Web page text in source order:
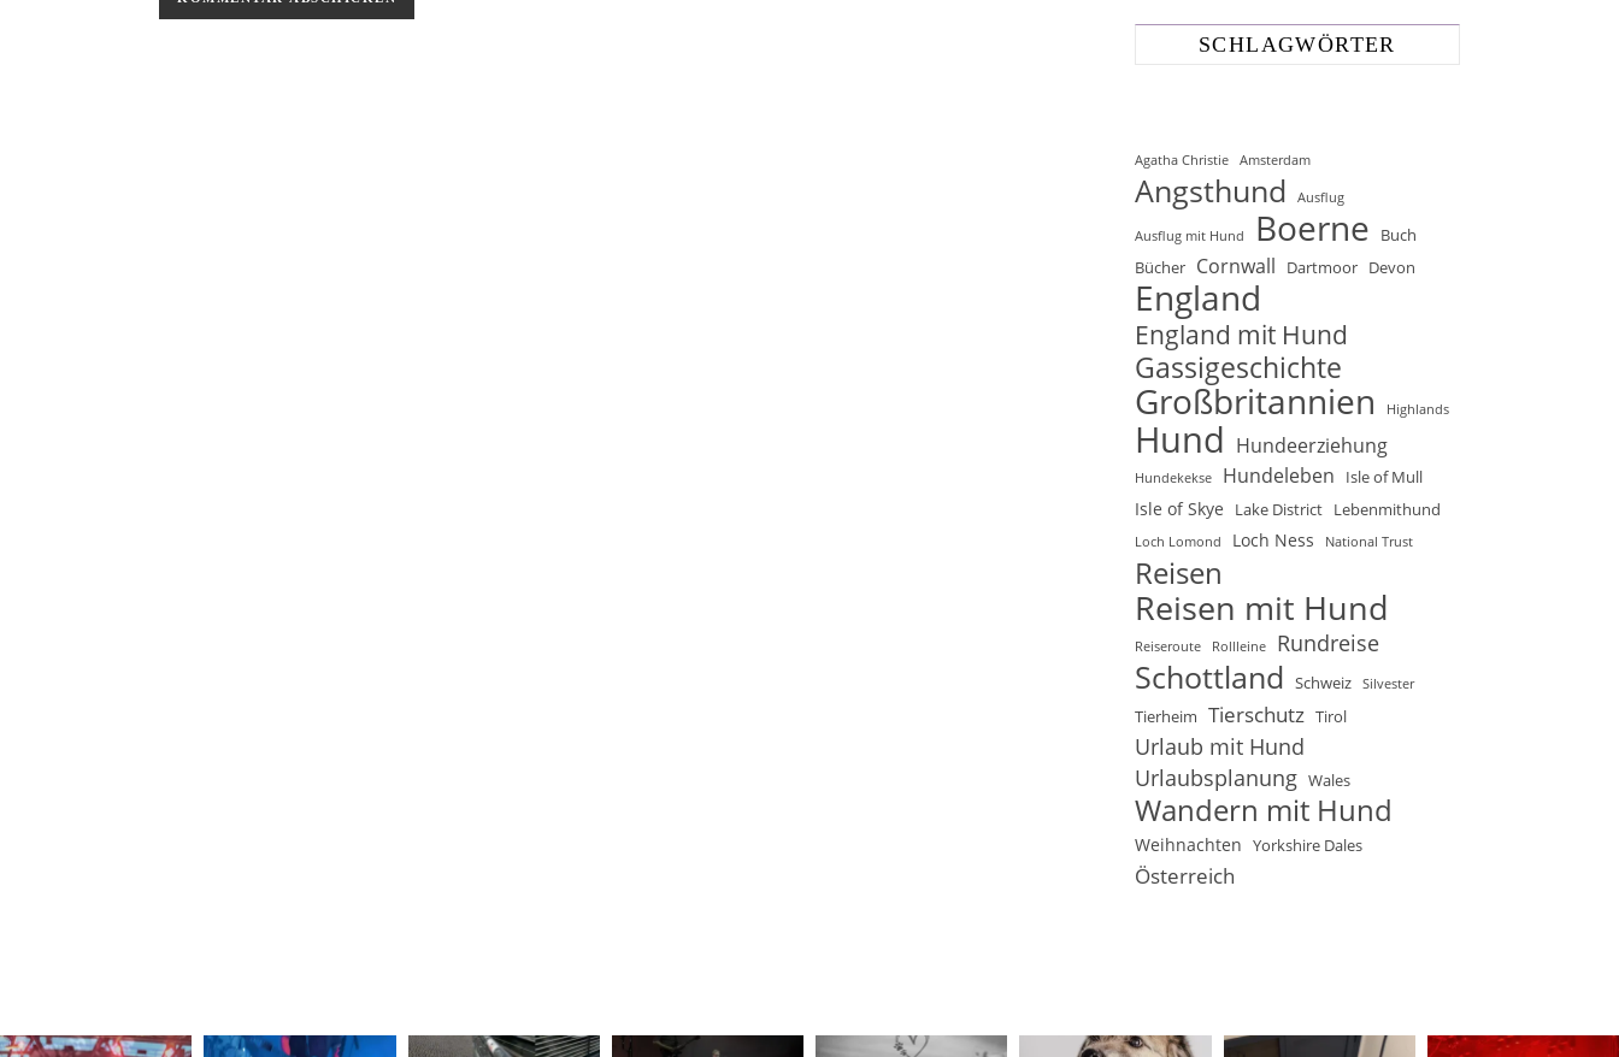
SCHLAGWÖRTER
Agatha Christie Amsterdam
Angsthund Ausflug
Ausflug mit Hund Boerne
Buch
Bücher Cornwall Dartmoor Devon
England
England mit Hund
Gassigeschichte
Großbritannien Highlands
Hund Hundeerziehung
Hundekekse Hundeleben Isle of Mull
Isle of Skye Lake District Lebenmithund
Loch Lomond Loch Ness National Trust
Reisen
Reisen mit Hund
Reiseroute Rollleine Rundreise
Schottland Schweiz Silvester
Tierheim Tierschutz Tirol
Urlaub mit Hund
Urlaubsplanung Wales
Wandern mit Hund
Weihnachten Yorkshire Dales
Österreich